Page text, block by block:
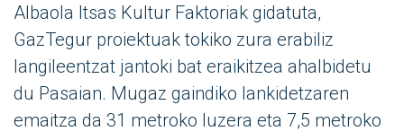
Albaola Itsas Kultur Faktoriak gidatuta,
GazTegur proiektuak tokiko zura erabiliz
langileentzat jantoki bat eraikitzea ahalbidetu
du Pasaian. Mugaz gaindiko lankidetzaren
emaitza da 31 metroko luzera eta 7,5 metroko